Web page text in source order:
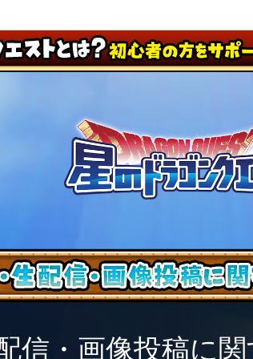
信・画像投稿に